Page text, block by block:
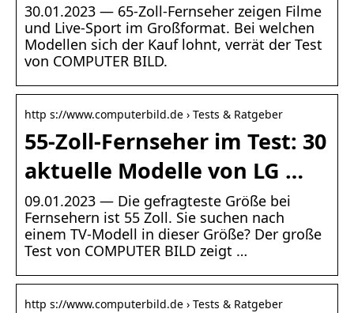
30.01.2023 — 65-Zoll-Fernseher zeigen Filme
und Live-Sport im Großformat. Bei welchen
Modellen sich der Kauf lohnt, verrät der Test
von COMPUTER BILD.
http s://www.computerbild.de › Tests & Ratgeber
55-Zoll-Fernseher im Test: 30
aktuelle Modelle von LG …
09.01.2023 — Die gefragteste Größe bei
Fernsehern ist 55 Zoll. Sie suchen nach
einem TV-Modell in dieser Größe? Der große
Test von COMPUTER BILD zeigt …
http s://www.computerbild.de › Tests & Ratgeber